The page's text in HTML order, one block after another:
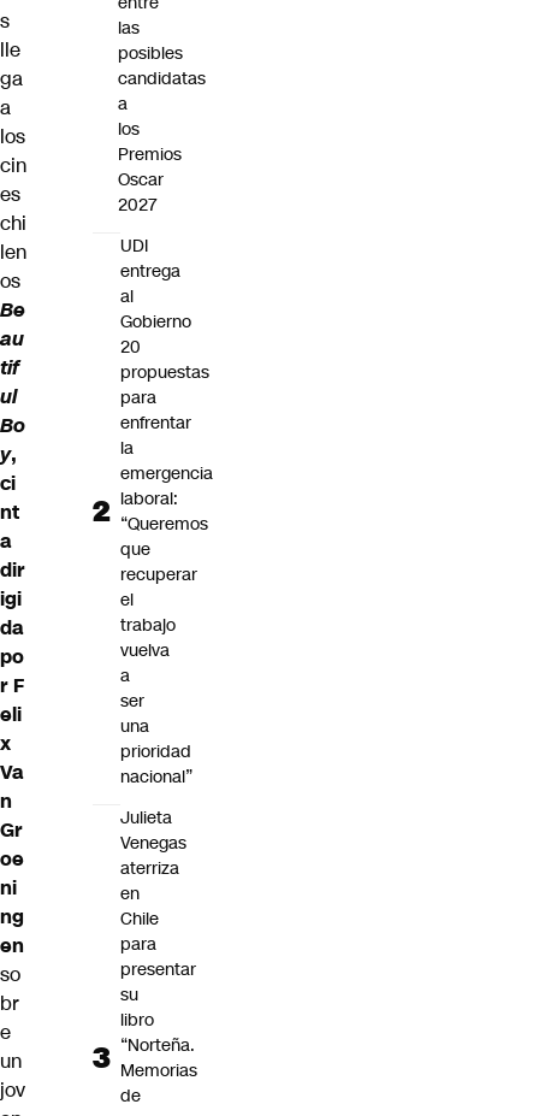
s
lle
ga
a
los
cin
es
chi
len
os
Be
au
tif
ul
Bo
y,
ci
nt
a
dir
igi
da
po
r F
eli
x
Va
n
Gr
oe
ni
ng
en
so
br
e
un
jov
las
posibles
candidatas
a
los
Premios
Oscar
2027
UDI
entrega
al
Gobierno
20
propuestas
para
enfrentar
la
emergencia
laboral:
“Queremos
que
recuperar
el
trabajo
vuelva
a
ser
una
prioridad
nacional”
Julieta
Venegas
aterriza
en
Chile
para
presentar
su
libro
“Norteña.
Memorias
de